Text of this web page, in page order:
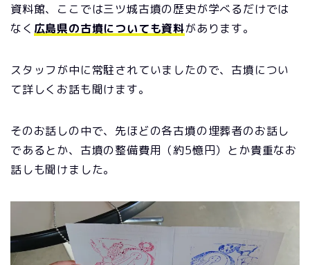
資料館、ここでは三ツ城古墳の歴史が学べるだけでは
なく 広島県の古墳についても資料があります。
スタッフが中に常駐されていましたので、古墳につい
て詳しくお話も聞けます。
そのお話しの中で、先ほどの各古墳の埋葬者のお話し
であるとか、古墳の整備費用（約5憶円）とか貴重なお
話しも聞けました。